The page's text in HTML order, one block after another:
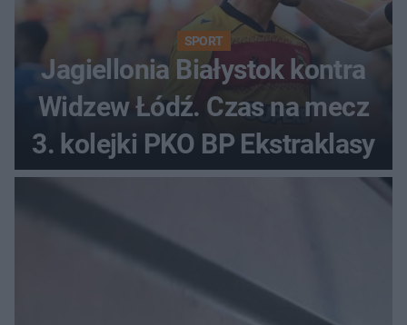
SPORT
Jagiellonia Białystok kontra
Widzew Łódź. Czas na mecz
3. kolejki PKO BP Ekstraklasy